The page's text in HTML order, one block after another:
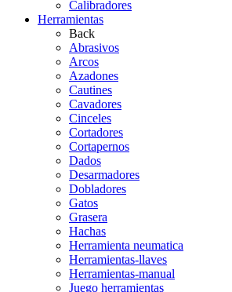
Calibradores
Herramientas
Back
Abrasivos
Arcos
Azadones
Cautines
Cavadores
Cinceles
Cortadores
Cortapernos
Dados
Desarmadores
Dobladores
Gatos
Grasera
Hachas
Herramienta neumatica
Herramientas-llaves
Herramientas-manual
Juego herramientas